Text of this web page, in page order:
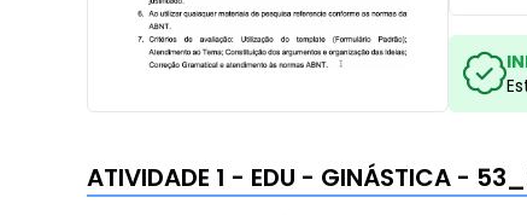
ATIVIDADE 1 - EDU - GINÁSTICA -